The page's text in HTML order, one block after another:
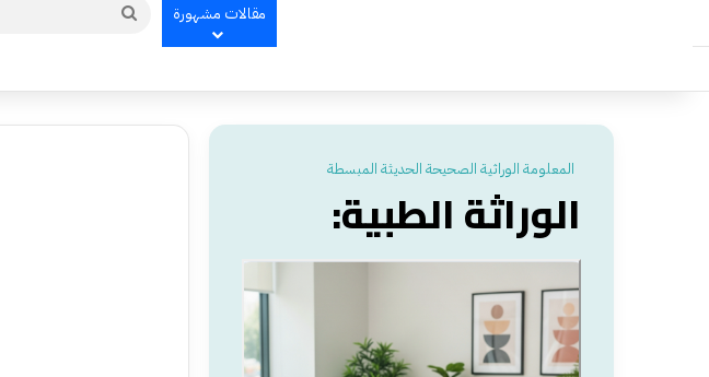
Searchمقالات مشهورة
المعلومة الوراثية الصحيحة الحديثة المبسطة
الوراثة الطبية: